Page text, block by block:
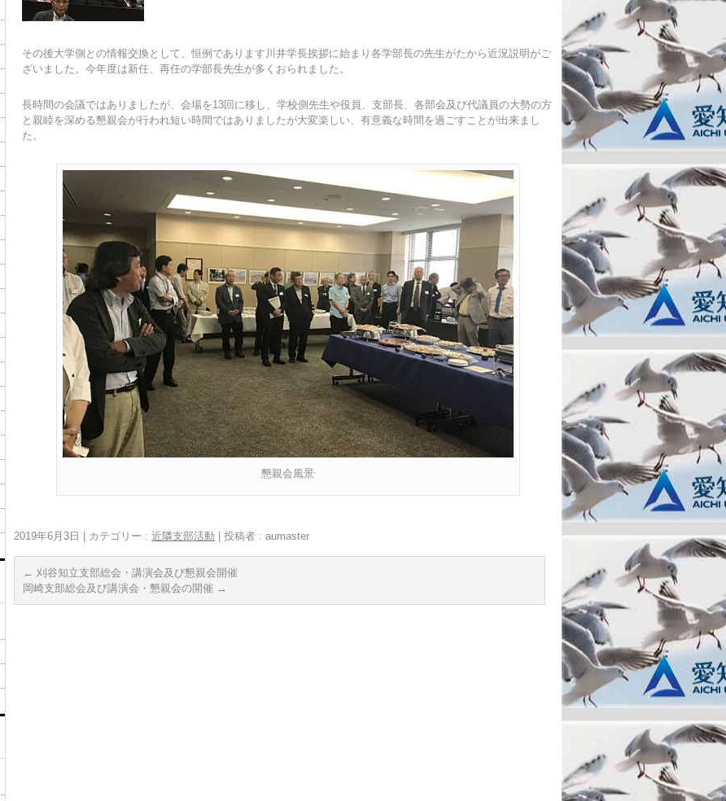
その後大学側との情報交換として、恒例であります川井学長挨拶に始まり各学部長の先生がたから近況説明がご
ざいました。今年度は新任、再任の学部長先生が多くおられました。
長時間の会議ではありましたが、会場を13回に移し、学校側先生や役員、支部長、各部会及び代議員の大勢の方
と親睦を深める懇親会が行われ短い時間ではありましたが大変楽しい、有意義な時間を過ごすことが出来まし
た。
懇親会風景
2019年6月3日 カテゴリー : 近隣支部活動 投稿者 : aumaster
← 刈谷知立支部総会・講演会及び懇親会開催
岡崎支部総会及び講演会・懇親会の開催 →